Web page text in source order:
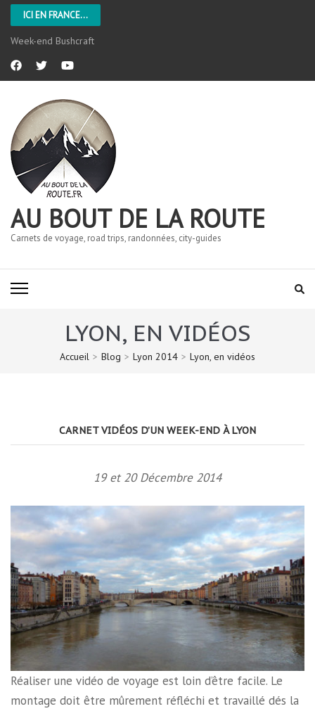
ICI EN FRANCE...
Week-end Bushcraft
AU BOUT DE LA ROUTE
Carnets de voyage, road trips, randonnées, city-guides
LYON, EN VIDÉOS
Accueil > Blog > Lyon 2014 > Lyon, en vidéos
CARNET VIDÉOS D’UN WEEK-END À LYON
19 et 20 Décembre 2014
Réaliser une vidéo de voyage est loin d’être facile. Le
montage doit être mûrement réfléchi et travaillé dés la